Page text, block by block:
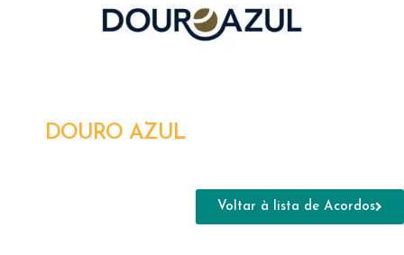
DOURO AZUL
Voltar à lista de Acordos